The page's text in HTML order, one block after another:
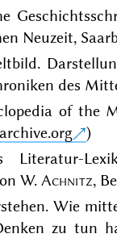
Neuzeit,
des
of the
)
Literatur-
W. Achnitz,
Wie
zu tun